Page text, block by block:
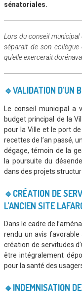
sénatoriales.
Lors du conseil municipal
séparait de son collègue
qu’elle exercerait
🔹VALIDATION D’UN
Le conseil municipal
budget principal de la
pour la Ville et le port
recettes de l’an passé,
dégage, témoin de la
la poursuite du
dans des projets
🔹CRÉATION DE
L’ANCIEN SITE
Dans le cadre de
rendu un avis favorable
création de servitudes
être intégralement
pour la santé des
🔹INDEMNISATION